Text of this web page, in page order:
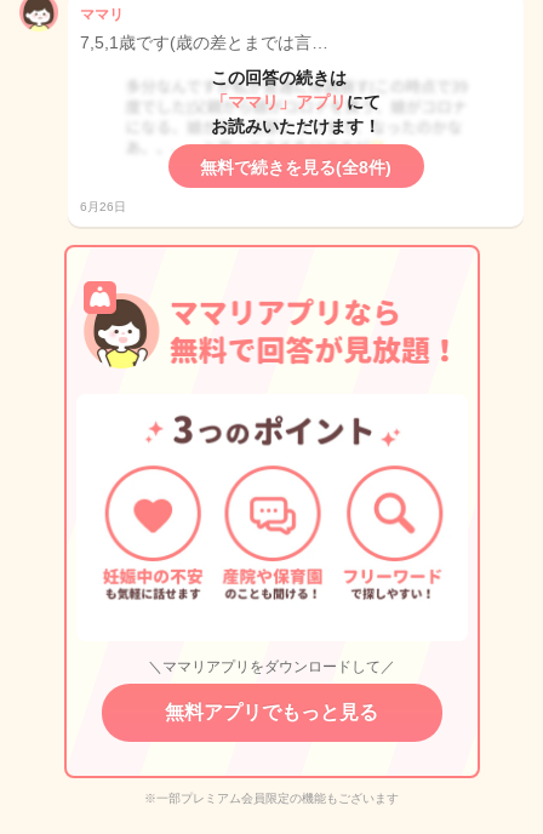
ママリ
7,5,1歳です(歳の差とまでは言…
この回答の続きは
「ママリ」アプリ にて
お読みいただけます！
無料で続きを見る(全8件)
6月26日
＼ママリアプリをダウンロードして／
無料アプリでもっと見る
※一部プレミアム会員限定の機能もございます